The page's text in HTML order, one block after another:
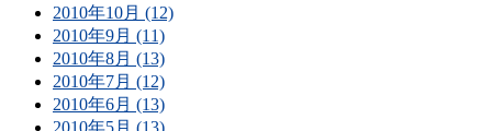
2010年10月 (12)
2010年9月 (11)
2010年8月 (13)
2010年7月 (12)
2010年6月 (13)
2010年5月 (13)